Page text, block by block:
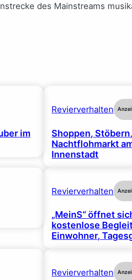
des Mainstreams
im
Revierverhalten
Shoppen,
Nachtflohmarkt
Innenstadt
Revierverhalten
„MeinS“ öffnet
kostenlose
Einwohner,
Revierverhalten